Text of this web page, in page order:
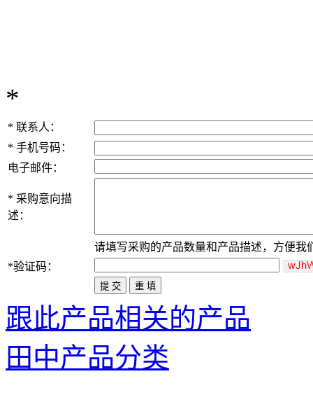
*
* 联系人：
* 手机号码：
电子邮件：
* 采购意向描
述：
请填写采购的产品数量和产品描述，方便我
*验证码：
跟此产品相关的产品
田中产品分类